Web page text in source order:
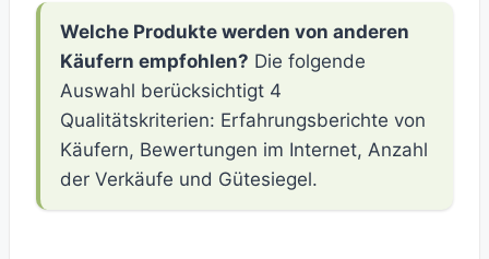
Welche Produkte werden von anderen
Käufern empfohlen? Die folgende
Auswahl berücksichtigt 4
Qualitätskriterien: Erfahrungsberichte von
Käufern, Bewertungen im Internet, Anzahl
der Verkäufe und Gütesiegel.